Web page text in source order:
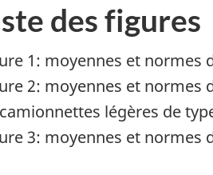
des figures
1: moyennes et normes
2: moyennes et normes
légères de
3: moyennes et normes